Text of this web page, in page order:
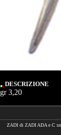
DESCRIZIONE
gr 3,20
ZADI di ZADI ADA e C